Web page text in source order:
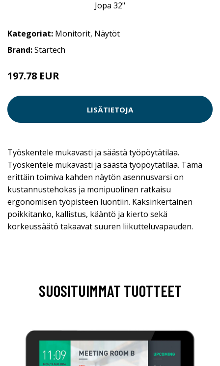
Kategoriat: Monitorit, Näytöt
Brand:Startech
197.78 EUR
LISÄTIETOJA
Työskentele mukavasti ja säästä työpöytätilaa.
Työskentele mukavasti ja säästä työpöytätilaa. Tämä
erittäin toimiva kahden näytön asennusvarsi on
kustannustehokas ja monipuolinen ratkaisu
ergonomisen työpisteen luontiin. Kaksinkertainen
poikkitanko, kallistus, kääntö ja kierto sekä
korkeussäätö takaavat suuren liikutteluvapauden.
SUOSITUIMMAT TUOTTEET